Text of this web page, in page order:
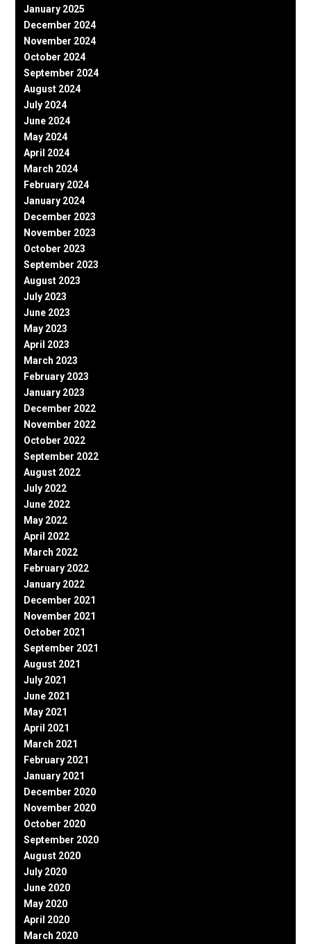
January 2025
December 2024
November 2024
October 2024
September 2024
August 2024
July 2024
June 2024
May 2024
April 2024
March 2024
February 2024
January 2024
December 2023
November 2023
October 2023
September 2023
August 2023
July 2023
June 2023
May 2023
April 2023
March 2023
February 2023
January 2023
December 2022
November 2022
October 2022
September 2022
August 2022
July 2022
June 2022
May 2022
April 2022
March 2022
February 2022
January 2022
December 2021
November 2021
October 2021
September 2021
August 2021
July 2021
June 2021
May 2021
April 2021
March 2021
February 2021
January 2021
December 2020
November 2020
October 2020
September 2020
August 2020
July 2020
June 2020
May 2020
April 2020
March 2020